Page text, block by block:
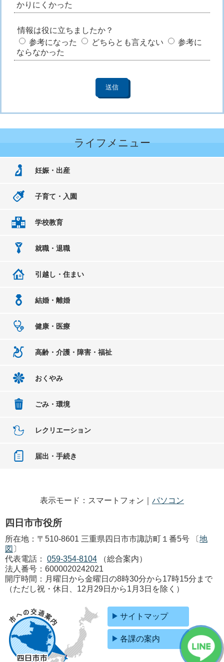
かりにくかった
情報は役に立ちましたか？
参考になった
どちらとも言えない
参考に
ならなかった
ライフメニュー
妊娠・出産
子育て・入園
学校教育
就職・退職
引越し・住まい
結婚・離婚
健康・医療
高齢・介護・障害・福祉
おくやみ
ごみ・環境
レクリエーション
届出・手続き
表示モード：スマートフォン｜ パソコン
四日市市役所
所在地：〒510-8601 三重県四日市市諏訪町１番5号 〔地
図 〕
代表電話：
059-354-8104
（総合案内）
法人番号：6000020242021
開庁時間：月曜日から金曜日の8時30分から17時15分まで
（ただし祝・休日、12月29日から1月3日を除く）
サイトマップ
各課の案内